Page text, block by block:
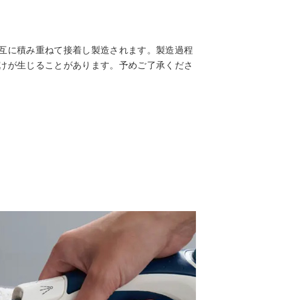
に積み重ねて接着し製造されます。製造過程
が生じることがあります。予めご了承くださ